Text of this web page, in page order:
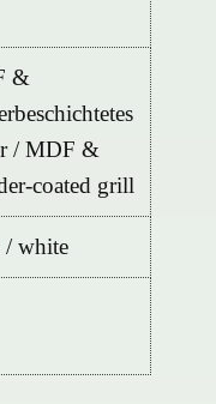
&
/ MDF &
coated grill
/ white